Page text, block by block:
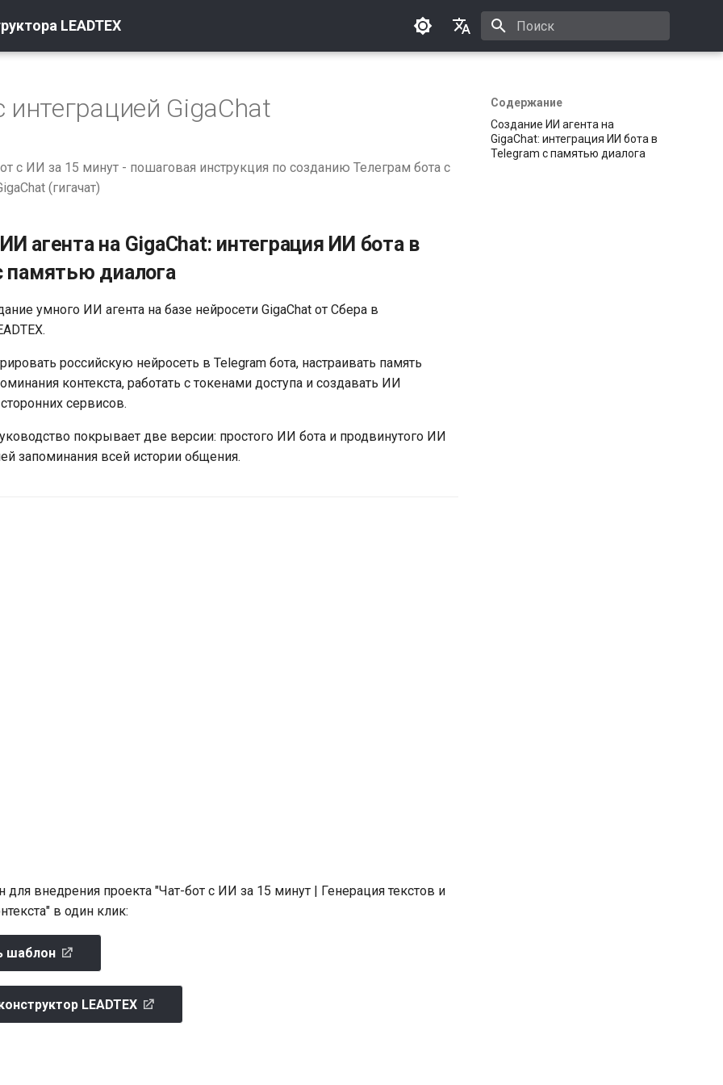
LEADTEX
Инициализация поиска
Содержание
Создание ИИ агента на
GigaChat: интеграция ИИ бота в
Telegram с памятью диалога
интеграцией GigaChat
с ИИ за 15 минут - пошаговая инструкция по созданию Телеграм бота с
(гигачат)
агента на GigaChat: интеграция ИИ бота в
памятью диалога
умного ИИ агента на базе нейросети GigaChat от Сбера в
российскую нейросеть в Telegram бота, настраивать память
контекста, работать с токенами доступа и создавать ИИ
сервисов.
покрывает две версии: простого ИИ бота и продвинутого ИИ
запоминания всей истории общения.
внедрения проекта "Чат-бот с ИИ за 15 минут | Генерация текстов и
в один клик:
шаблон
LEADTEX